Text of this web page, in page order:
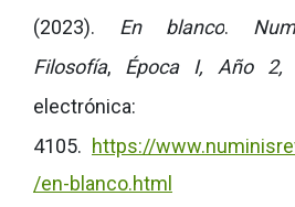
(2023). En blanco.
Filosofía, Época I, Año 2,
4105. https://
/en-blanco.html